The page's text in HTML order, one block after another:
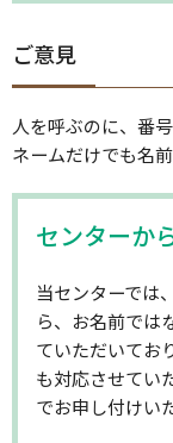
ご意見
人を呼ぶのに、番
ネームだけでも名
センターか
当センターでは
ら、お名前では
ていただいてお
も対応させてい
でお申し付けい